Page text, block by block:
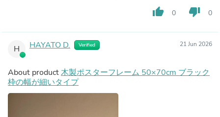
thumb_up 0 thumb_down 0
H HAYATO D. Verified 21 Jun 2026
About product木製ポスターフレーム 50×70cm ブラック
枠の幅が細いタイプ